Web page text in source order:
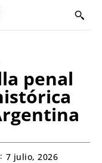
penal
7 julio, 2026